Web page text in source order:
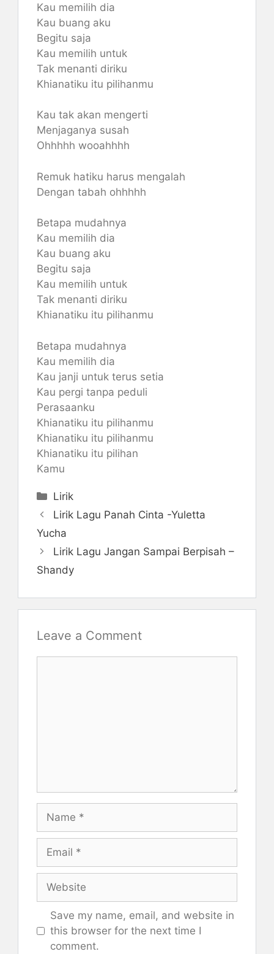
Kau memilih dia
Kau buang aku
Begitu saja
Kau memilih untuk
Tak menanti diriku
Khianatiku itu pilihanmu
Kau tak akan mengerti
Menjaganya susah
Ohhhhh wooahhhh
Remuk hatiku harus mengalah
Dengan tabah ohhhhh
Betapa mudahnya
Kau memilih dia
Kau buang aku
Begitu saja
Kau memilih untuk
Tak menanti diriku
Khianatiku itu pilihanmu
Betapa mudahnya
Kau memilih dia
Kau janji untuk terus setia
Kau pergi tanpa peduli
Perasaanku
Khianatiku itu pilihanmu
Khianatiku itu pilihanmu
Khianatiku itu pilihan
Kamu
Categories
Lirik
Lirik Lagu Panah Cinta -Yuletta
Yucha
Lirik Lagu Jangan Sampai Berpisah –
Shandy
Leave a Comment
Save my name, email, and website in
this browser for the next time I
comment.